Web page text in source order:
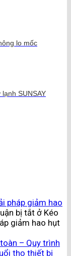
lo mốc
SUNSAY
pháp giảm hao
bị tắt ở Kéo
giảm hao hụt
– Quy trình
thọ thiết bị